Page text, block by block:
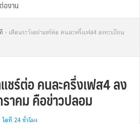
องาน
› เตือนระวังอย่าแชร์ต่อ คนละครึ่งเฟส4 ลงทะเบียน
ชร์ต่อ คนละครึ่งเฟส4 ลง
าคม คือข่าวปลอม
ไอที 24 ชั่วโมง